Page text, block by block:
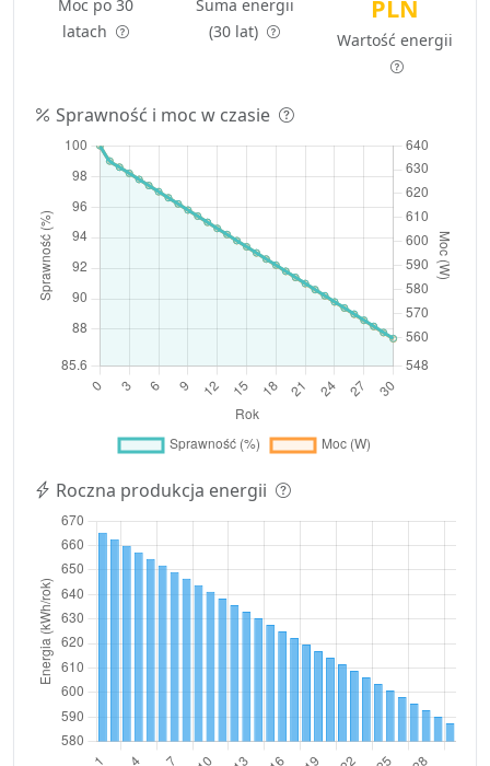
Moc po 30
latach
Suma energii
(30 lat)
PLN
Wartość energii
Sprawność i moc w czasie
Roczna produkcja energii